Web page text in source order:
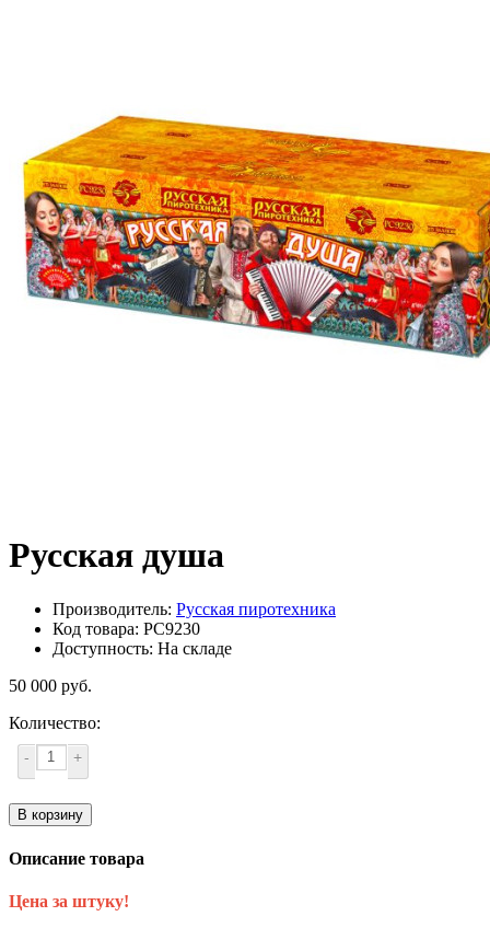
Русская душа
Производитель: Русская пиротехника
Код товара: РС9230
Доступность: На складе
50 000 руб.
Количество:
- +
В корзину
Описание товара
Цена за штуку!